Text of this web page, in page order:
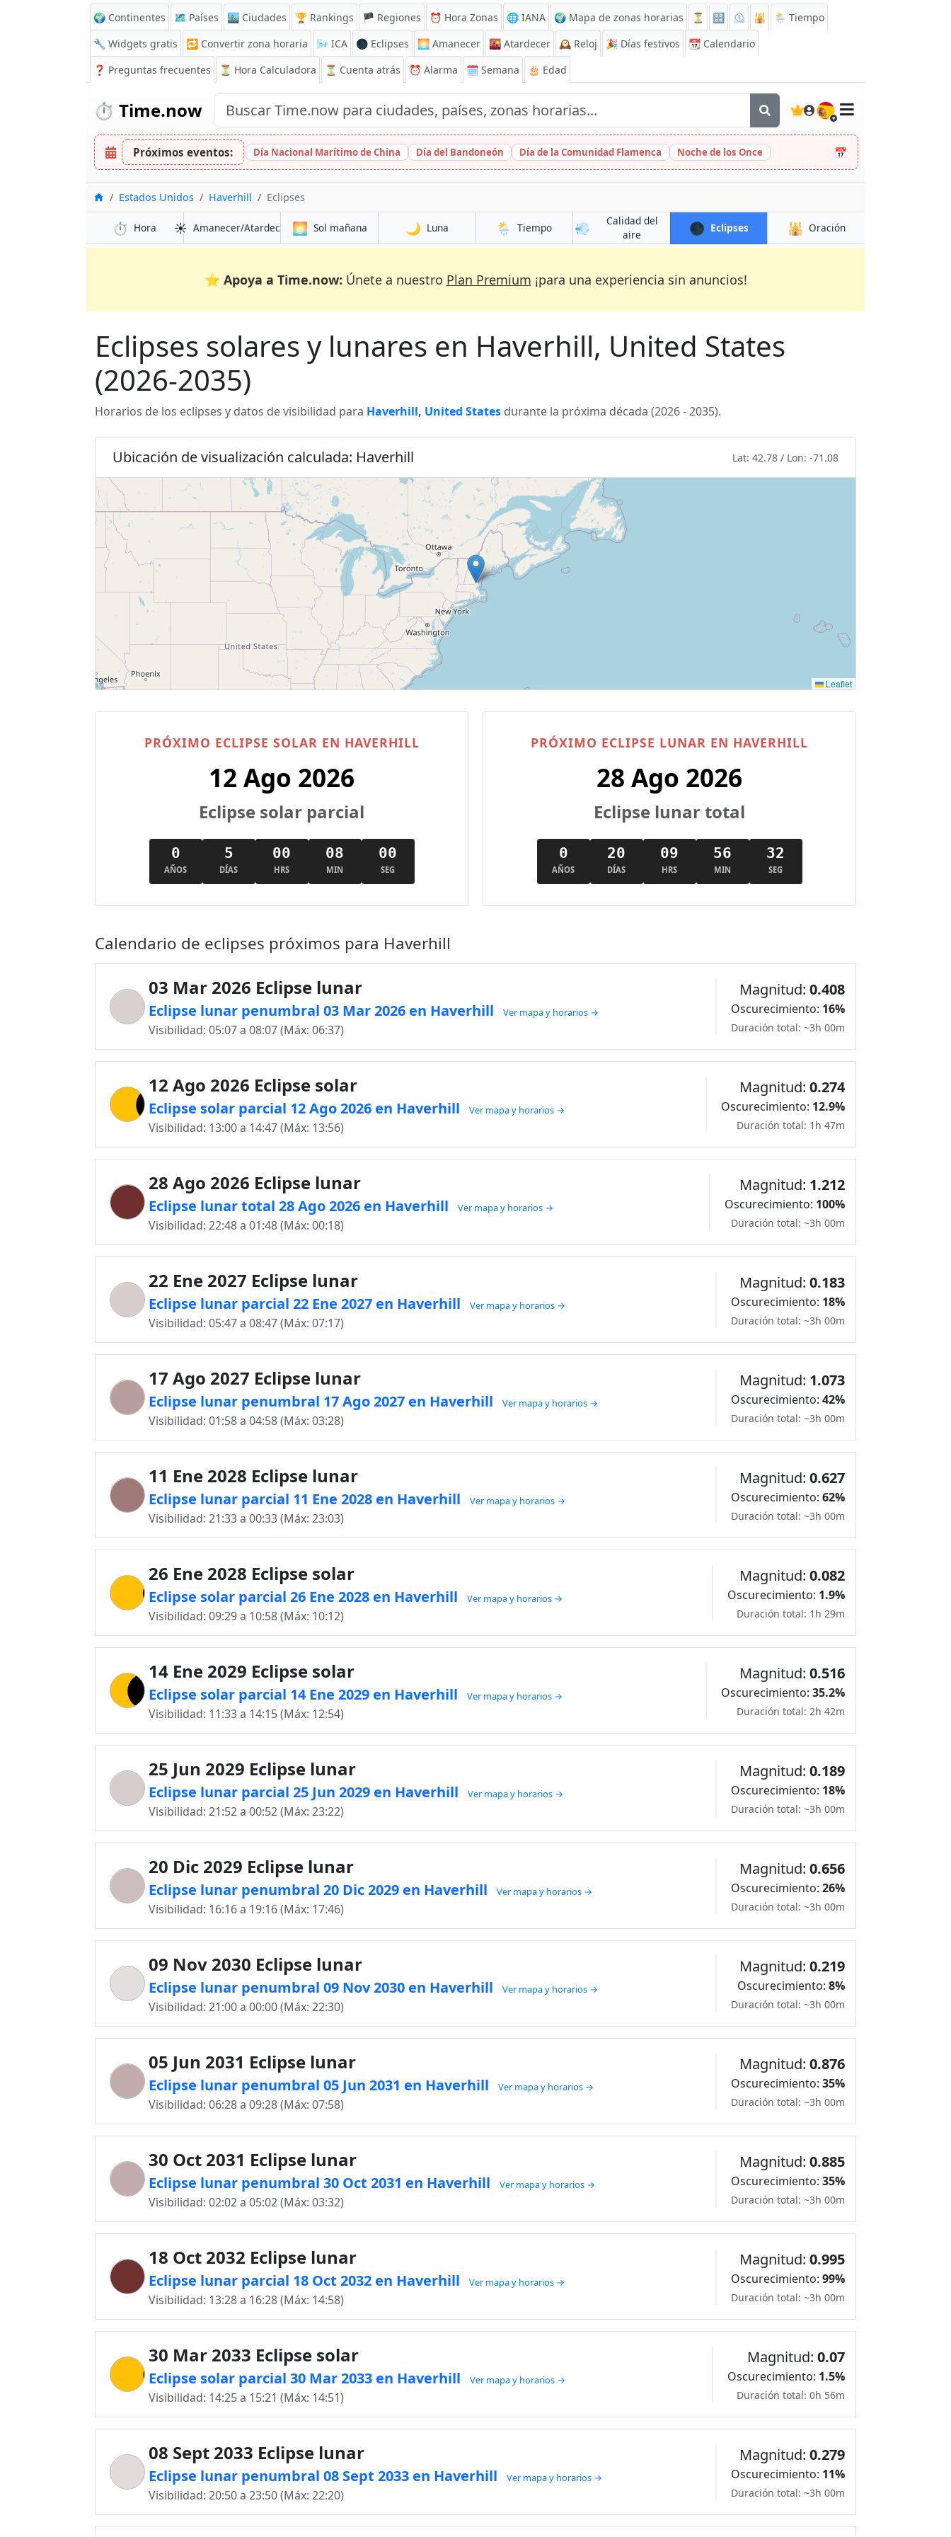
🌍 Continentes 🗺️ Países 🏙️ Ciudades 🏆 Rankings 🏴 Regiones ⏰ Hora Zonas 🌐 IANA 🌍 Mapa de zonas horarias ⏳ 🔡 ⏲️ 🕌
🌦️ Tiempo
🔧 Widgets gratis
🔁 Convertir zona horaria 🌬️ ICA 🌑 Eclipses 🌅 Amanecer 🌇 Atardecer 🕰️ Reloj 🎉 Días festivos 📆 Calendario
❓ Preguntas frecuentes ⏳ Hora Calculadora ⏳ Cuenta atrás ⏰ Alarma 🗓️ Semana 🎂 Edad
⏱️ Time.now 🇪🇸
Próximos eventos: Día Nacional Marítimo de China Día del Bandoneón Día de la Comunidad Flamenca Noche de los Once 📅
InicioEstados Unidos Haverhill Eclipses
⏱️ Hora ☀️ Amanecer/Atardecer 🌅 Sol mañana 🌙 Luna 🌦️ Tiempo 💨
Calidad del
aire
🌑 Eclipses 🕌 Oración
⭐ Apoya a Time.now: Únete a nuestro Plan Premium ¡para una experiencia sin anuncios!
Eclipses solares y lunares en Haverhill, United States
(2026-2035)
Horarios de los eclipses y datos de visibilidad para Haverhill, United States durante la próxima década (2026 - 2035).
Ubicación de visualización calculada: Haverhill Lat: 42.78 / Lon: -71.08
Leaflet
PRÓXIMO ECLIPSE SOLAR EN HAVERHILL
12 Ago 2026
Eclipse solar parcial
0
AÑOS
5
DÍAS
00
HRS
07
MIN
59
SEG
PRÓXIMO ECLIPSE LUNAR EN HAVERHILL
28 Ago 2026
Eclipse lunar total
0
AÑOS
20
DÍAS
09
HRS
56
MIN
31
SEG
Calendario de eclipses próximos para Haverhill
03 Mar 2026 Eclipse lunar
Eclipse lunar penumbral 03 Mar 2026 en Haverhill Ver mapa y horarios →
Visibilidad: 05:07 a 08:07 (Máx: 06:37)
Magnitud: 0.408
Oscurecimiento: 16%
Duración total: ~3h 00m
12 Ago 2026 Eclipse solar
Eclipse solar parcial 12 Ago 2026 en Haverhill Ver mapa y horarios →
Visibilidad: 13:00 a 14:47 (Máx: 13:56)
Magnitud: 0.274
Oscurecimiento: 12.9%
Duración total: 1h 47m
28 Ago 2026 Eclipse lunar
Eclipse lunar total 28 Ago 2026 en Haverhill Ver mapa y horarios →
Visibilidad: 22:48 a 01:48 (Máx: 00:18)
Magnitud: 1.212
Oscurecimiento: 100%
Duración total: ~3h 00m
22 Ene 2027 Eclipse lunar
Eclipse lunar parcial 22 Ene 2027 en Haverhill Ver mapa y horarios →
Visibilidad: 05:47 a 08:47 (Máx: 07:17)
Magnitud: 0.183
Oscurecimiento: 18%
Duración total: ~3h 00m
17 Ago 2027 Eclipse lunar
Eclipse lunar penumbral 17 Ago 2027 en Haverhill Ver mapa y horarios →
Visibilidad: 01:58 a 04:58 (Máx: 03:28)
Magnitud: 1.073
Oscurecimiento: 42%
Duración total: ~3h 00m
11 Ene 2028 Eclipse lunar
Eclipse lunar parcial 11 Ene 2028 en Haverhill Ver mapa y horarios →
Visibilidad: 21:33 a 00:33 (Máx: 23:03)
Magnitud: 0.627
Oscurecimiento: 62%
Duración total: ~3h 00m
26 Ene 2028 Eclipse solar
Eclipse solar parcial 26 Ene 2028 en Haverhill Ver mapa y horarios →
Visibilidad: 09:29 a 10:58 (Máx: 10:12)
Magnitud: 0.082
Oscurecimiento: 1.9%
Duración total: 1h 29m
14 Ene 2029 Eclipse solar
Eclipse solar parcial 14 Ene 2029 en Haverhill Ver mapa y horarios →
Visibilidad: 11:33 a 14:15 (Máx: 12:54)
Magnitud: 0.516
Oscurecimiento: 35.2%
Duración total: 2h 42m
25 Jun 2029 Eclipse lunar
Eclipse lunar parcial 25 Jun 2029 en Haverhill Ver mapa y horarios →
Visibilidad: 21:52 a 00:52 (Máx: 23:22)
Magnitud: 0.189
Oscurecimiento: 18%
Duración total: ~3h 00m
20 Dic 2029 Eclipse lunar
Eclipse lunar penumbral 20 Dic 2029 en Haverhill Ver mapa y horarios →
Visibilidad: 16:16 a 19:16 (Máx: 17:46)
Magnitud: 0.656
Oscurecimiento: 26%
Duración total: ~3h 00m
09 Nov 2030 Eclipse lunar
Eclipse lunar penumbral 09 Nov 2030 en Haverhill Ver mapa y horarios →
Visibilidad: 21:00 a 00:00 (Máx: 22:30)
Magnitud: 0.219
Oscurecimiento: 8%
Duración total: ~3h 00m
05 Jun 2031 Eclipse lunar
Eclipse lunar penumbral 05 Jun 2031 en Haverhill Ver mapa y horarios →
Visibilidad: 06:28 a 09:28 (Máx: 07:58)
Magnitud: 0.876
Oscurecimiento: 35%
Duración total: ~3h 00m
30 Oct 2031 Eclipse lunar
Eclipse lunar penumbral 30 Oct 2031 en Haverhill Ver mapa y horarios →
Visibilidad: 02:02 a 05:02 (Máx: 03:32)
Magnitud: 0.885
Oscurecimiento: 35%
Duración total: ~3h 00m
18 Oct 2032 Eclipse lunar
Eclipse lunar parcial 18 Oct 2032 en Haverhill Ver mapa y horarios →
Visibilidad: 13:28 a 16:28 (Máx: 14:58)
Magnitud: 0.995
Oscurecimiento: 99%
Duración total: ~3h 00m
30 Mar 2033 Eclipse solar
Eclipse solar parcial 30 Mar 2033 en Haverhill Ver mapa y horarios →
Visibilidad: 14:25 a 15:21 (Máx: 14:51)
Magnitud: 0.07
Oscurecimiento: 1.5%
Duración total: 0h 56m
08 Sept 2033 Eclipse lunar
Eclipse lunar penumbral 08 Sept 2033 en Haverhill Ver mapa y horarios →
Visibilidad: 20:50 a 23:50 (Máx: 22:20)
Magnitud: 0.279
Oscurecimiento: 11%
Duración total: ~3h 00m